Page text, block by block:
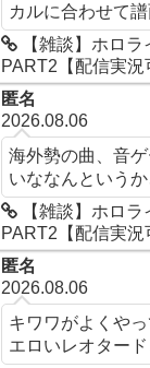
カルに合わせて
【雑談】ホロラ
PART2【配信実況
匿名
2026.08.06
海外勢の曲、音
いななんという
【雑談】ホロラ
PART2【配信実況
匿名
2026.08.06
キワワがよくや
エロいレオター